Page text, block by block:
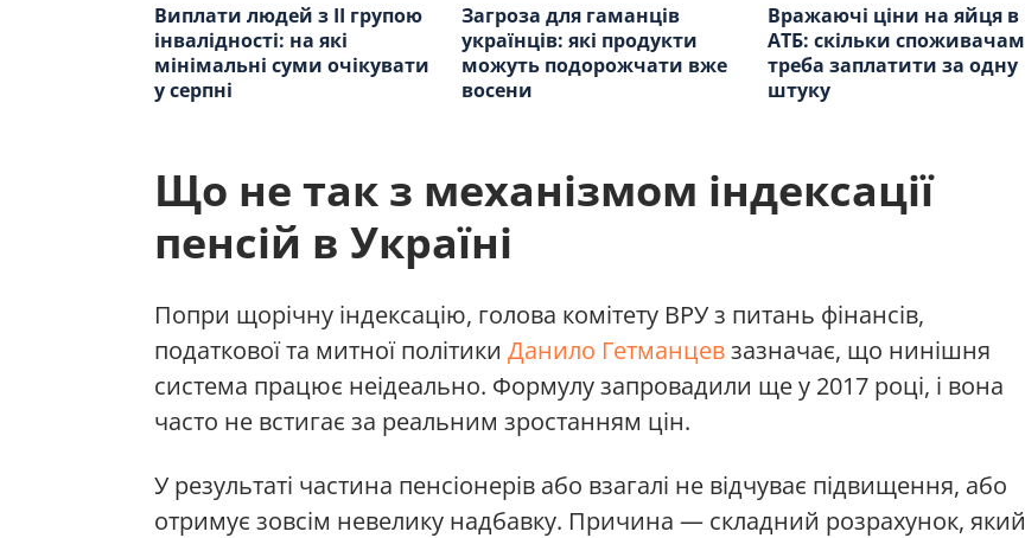
Виплати людей з ІІ групою
інвалідності: на які
мінімальні суми очікувати
у серпні
Загроза для гаманців
українців: які продукти
можуть подорожчати вже
восени
Вражаючі ціни на яйця в
АТБ: скільки споживачам
треба заплатити за одну
штуку
Що не так з механізмом індексації
пенсій в Україні
Попри щорічну індексацію, голова комітету ВРУ з питань фінансів,
податкової та митної політики Данило Гетманцевзазначає, що нинішня
система працює неідеально. Формулу запровадили ще у 2017 році, і вона
часто не встигає за реальним зростанням цін.
У результаті частина пенсіонерів або взагалі не відчуває підвищення, або
отримує зовсім невелику надбавку. Причина — складний розрахунок, який